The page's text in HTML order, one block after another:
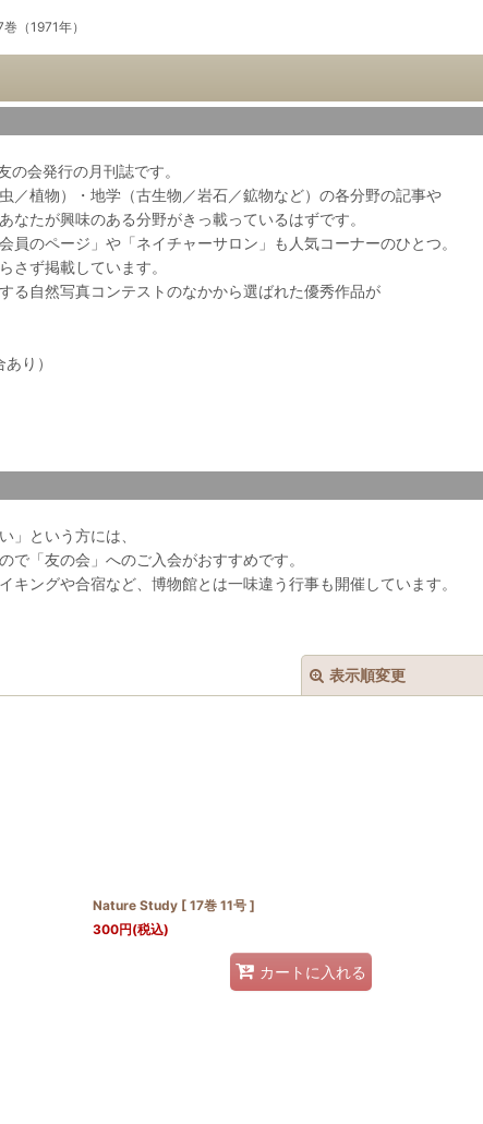
巻（1971年）
会発行の月刊誌です。
／植物）・地学（古生物／岩石／鉱物など）の各分野の記事や
たが興味のある分野がきっ載っているはずです。
員のページ」や「ネイチャーサロン」も人気コーナーのひとつ。
さず掲載しています。
る自然写真コンテストのなかから選ばれた優秀作品が
り）
」という方には、
「友の会」へのご入会がおすすめです。
キングや合宿など、博物館とは一味違う行事も開催しています。
表示順変更
Nature Study [ 17巻 11号 ]
300円(税込)
カートに入れる